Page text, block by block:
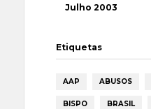
Julho 2003
Etiquetas
AAP ABUSOS
BISPO BRASIL